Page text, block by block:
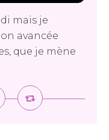
mais je
avancée
que je mène